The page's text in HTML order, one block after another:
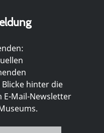
hinter die
E-Mail-Newsletter